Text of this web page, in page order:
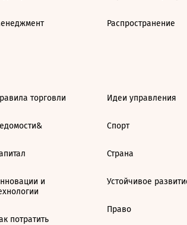
Распространение
торговли
и
потратить
Идеи управления
Спорт
Страна
Устойчивое
Право